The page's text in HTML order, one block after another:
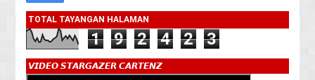
TOTAL TAYANGAN HALAMAN
1 9 2 4 2 3
𝙑𝙄𝘿𝙀𝙊 𝙎𝙏𝘼𝙍𝙂𝘼𝙕𝙀𝙍 𝘾𝘼𝙍𝙏𝙀𝙉𝙕